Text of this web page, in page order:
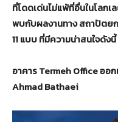
ที่โดดเด่นไม่แพ้ที่อื่นในโลก
พบกับผลงานทาง สถาปัตย
11 แบบ ที่มีความน่าสนใจดังนี้
อาคาร Termeh Office ออ
Ahmad Bathaei